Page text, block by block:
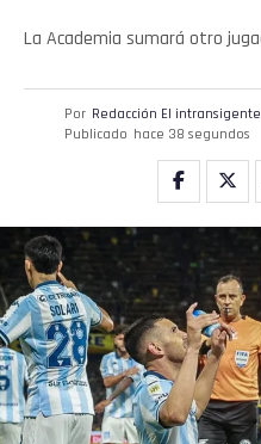
La Academia sumará otro
Por Redacción El intransigente
Publicado hace 38 segundos